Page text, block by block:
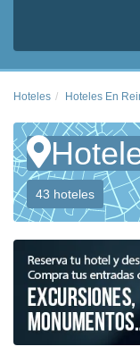
Hoteles Hoteles En
43 hoteles